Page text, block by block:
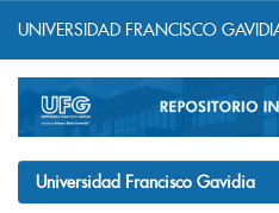
navigation
UNIVERSIDAD FRANCISCO
Universidad Francisco Gavidia